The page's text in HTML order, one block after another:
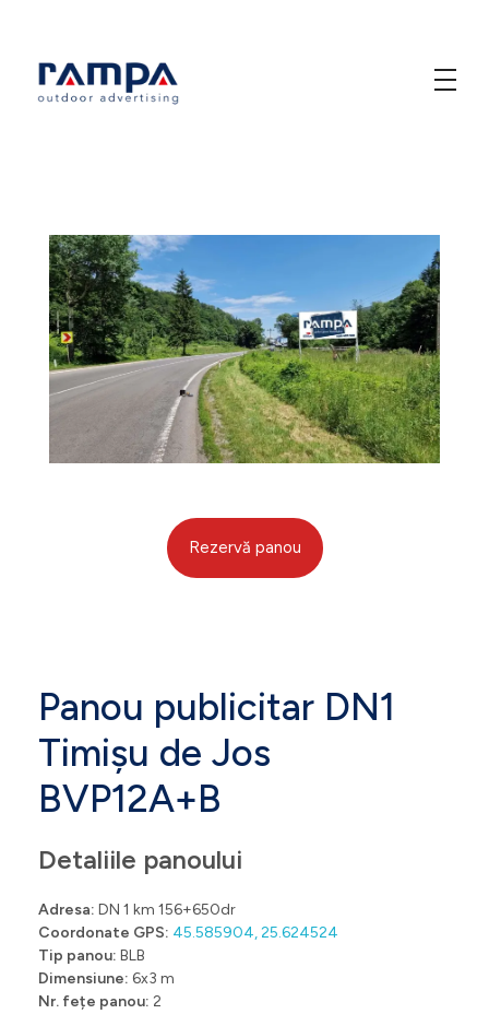
Rezervă panou
Panou publicitar DN1
Timișu de Jos
BVP12A+B
Detaliile panoului
Adresa: DN 1 km 156+650dr
Coordonate GPS: 45.585904, 25.624524
Tip panou: BLB
Dimensiune: 6x3 m
Nr. fețe panou: 2